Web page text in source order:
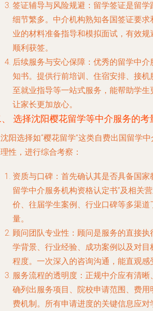
签证辅导与风险规避 ：留学签证是留
细节繁多。中介机构熟知各国签证要
业的材料准备指导和模拟面试，有效
顺利获签。
后续服务与安心保障 ：优秀的留学中
知书。提供行前培训、住宿安排、接
至就业指导等一站式服务，能帮助学
让家长更加放心。
选择沈阳樱花留学等中介服务的考
阳选择如“樱花留学”这类自费出国留学
性，进行综合考察：
资质与口碑 ：首先确认其是否具备国
留学中介服务机构资格认定书”及相关
价、往届学生案例、行业口碑等多渠
量。
顾问团队专业性 ：顾问是服务的直接
学背景、行业经验、成功案例以及对
程度。一次深入的咨询沟通，能直观
服务流程的透明度 ：正规中介应有清
确列出服务项目、院校申请范围、费
费机制。所有申请进度的关键信息应对